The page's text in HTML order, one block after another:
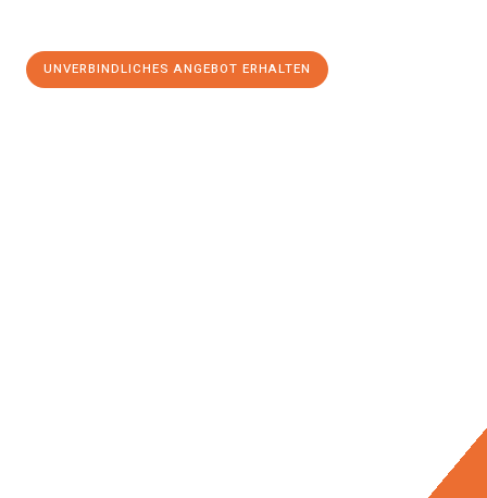
UNVERBINDLICHES ANGEBOT ERHALTEN